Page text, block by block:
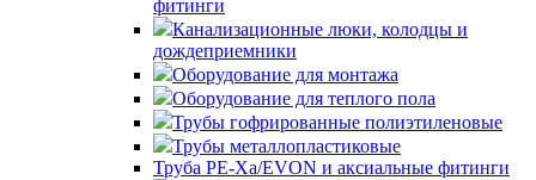
фитинги
Канализационные люки, колодцы и
дождеприемники
Оборудование для монтажа
Оборудование для теплого пола
Трубы гофрированные полиэтиленовые
Трубы металлопластиковые
Труба PE-Xa/EVON и аксиальные фитинги